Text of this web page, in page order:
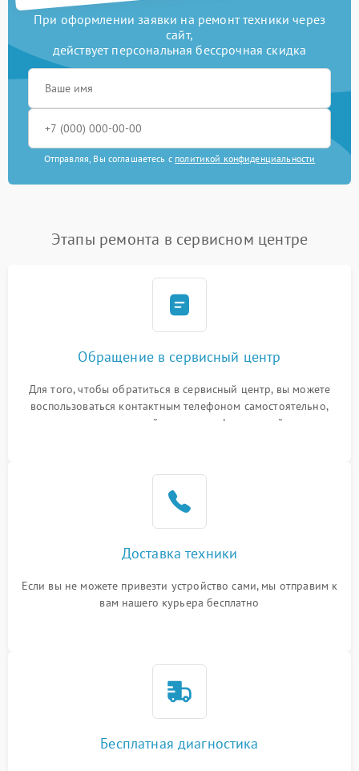
При оформлении заявки на ремонт техники через
сайт,
действует персональная бессрочная скидка
Отправляя, Вы соглашаетесь с политикой конфиденциальности
Этапы ремонта в сервисном центре
Обращение в сервисный центр
Для того, чтобы обратиться в сервисный центр, вы можете
воспользоваться контактным телефоном самостоятельно,
или оставить свой номер телефона на сайте
Доставка техники
Если вы не можете привезти устройство сами, мы отправим к
вам нашего курьера бесплатно
Бесплатная диагностика